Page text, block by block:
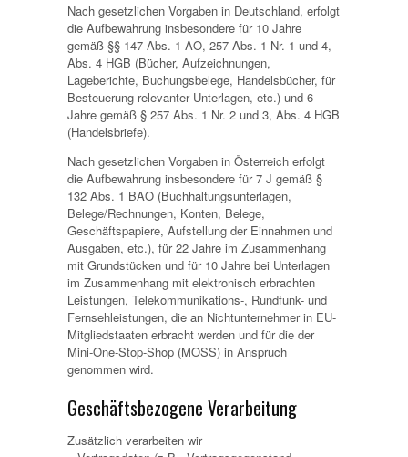
Nach gesetzlichen Vorgaben in Deutschland, erfolgt
die Aufbewahrung insbesondere für 10 Jahre
gemäß §§ 147 Abs. 1 AO, 257 Abs. 1 Nr. 1 und 4,
Abs. 4 HGB (Bücher, Aufzeichnungen,
Lageberichte, Buchungsbelege, Handelsbücher, für
Besteuerung relevanter Unterlagen, etc.) und 6
Jahre gemäß § 257 Abs. 1 Nr. 2 und 3, Abs. 4 HGB
(Handelsbriefe).
Nach gesetzlichen Vorgaben in Österreich erfolgt
die Aufbewahrung insbesondere für 7 J gemäß §
132 Abs. 1 BAO (Buchhaltungsunterlagen,
Belege/Rechnungen, Konten, Belege,
Geschäftspapiere, Aufstellung der Einnahmen und
Ausgaben, etc.), für 22 Jahre im Zusammenhang
mit Grundstücken und für 10 Jahre bei Unterlagen
im Zusammenhang mit elektronisch erbrachten
Leistungen, Telekommunikations-, Rundfunk- und
Fernsehleistungen, die an Nichtunternehmer in EU-
Mitgliedstaaten erbracht werden und für die der
Mini-One-Stop-Shop (MOSS) in Anspruch
genommen wird.
Geschäftsbezogene Verarbeitung
Zusätzlich verarbeiten wir